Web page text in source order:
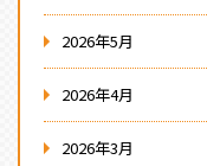
2026年5月
2026年4月
2026年3月